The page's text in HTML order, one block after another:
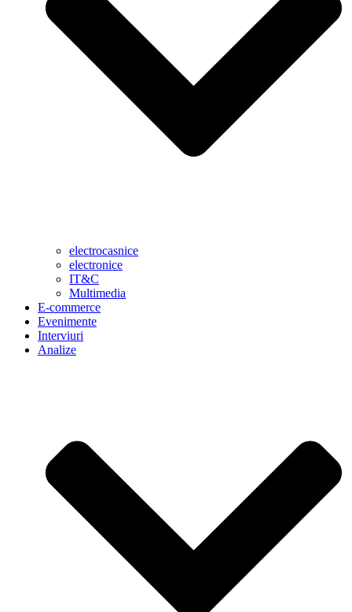
electrocasnice
electronice
IT&C
Multimedia
E-commerce
Evenimente
Interviuri
Analize